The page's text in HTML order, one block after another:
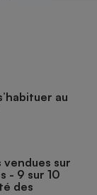
au
vendues sur
- 9 sur 10
des